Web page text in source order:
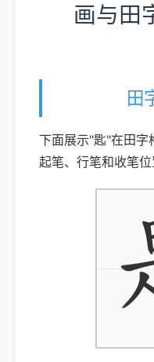
画与田
田
下面展示"匙"在田字
起笔、行笔和收笔位